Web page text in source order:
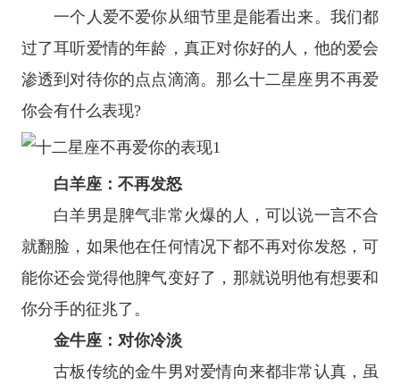
一个人爱不爱你从细节里是能看出来。我们都
过了耳听爱情的年龄，真正对你好的人，他的爱会
渗透到对待你的点点滴滴。那么十二星座男不再爱
你会有什么表现?
白羊座：不再发怒
白羊男是脾气非常火爆的人，可以说一言不合
就翻脸，如果他在任何情况下都不再对你发怒，可
能你还会觉得他脾气变好了，那就说明他有想要和
你分手的征兆了。
金牛座：对你冷淡
古板传统的金牛男对爱情向来都非常认真，虽